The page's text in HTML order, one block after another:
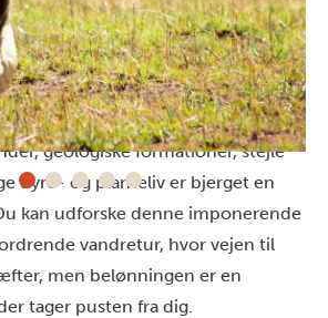
3.000 meter høj, inaktiv vulkan,
over Karamoja-regionen. Med
geologiske formationer, stejle
dyre- og planteliv er bjerget en
kan udforske denne imponerende
vandretur, hvor vejen til
men belønningen er en
tager pusten fra dig.